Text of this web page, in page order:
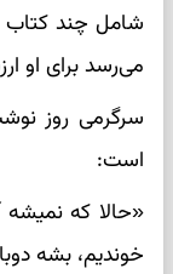
شامل چند کتاب
می‌رسد برای او
سرگرمی روز
است:
«حالا که نمیشه
خوندیم، بشه